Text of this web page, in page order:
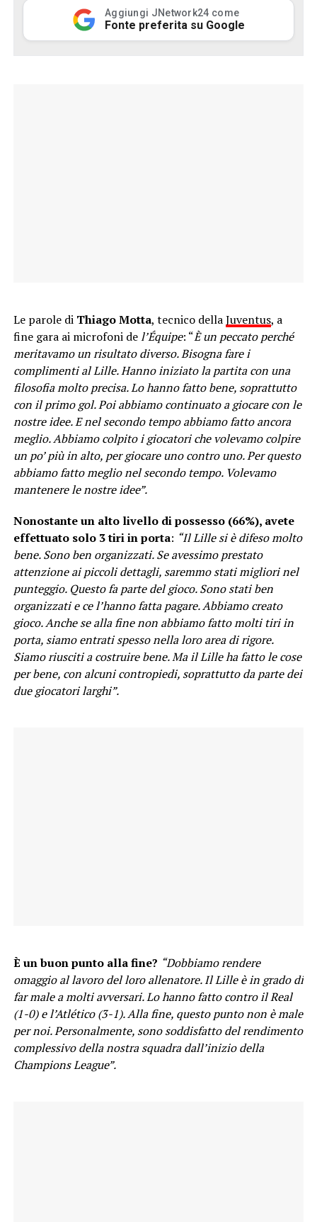
Aggiungi JNetwork24 come
Fonte preferita su Google
Le parole di Thiago Motta, tecnico dellaJuventus, a
fine gara ai microfoni del’Équipe: “È un peccato perché
meritavamo un risultato diverso. Bisogna fare i
complimenti al Lille. Hanno iniziato la partita con una
filosofia molto precisa. Lo hanno fatto bene, soprattutto
con il primo gol. Poi abbiamo continuato a giocare con le
nostre idee. E nel secondo tempo abbiamo fatto ancora
meglio. Abbiamo colpito i giocatori che volevamo colpire
un po’ più in alto, per giocare uno contro uno. Per questo
abbiamo fatto meglio nel secondo tempo. Volevamo
mantenere le nostre idee”.
Nonostante un alto livello di possesso (66%), avete
effettuato solo 3 tiri in porta: “Il Lille si è difeso molto
bene. Sono ben organizzati. Se avessimo prestato
attenzione ai piccoli dettagli, saremmo stati migliori nel
punteggio. Questo fa parte del gioco. Sono stati ben
organizzati e ce l’hanno fatta pagare. Abbiamo creato
gioco. Anche se alla fine non abbiamo fatto molti tiri in
porta, siamo entrati spesso nella loro area di rigore.
Siamo riusciti a costruire bene. Ma il Lille ha fatto le cose
per bene, con alcuni contropiedi, soprattutto da parte dei
due giocatori larghi”.
È un buon punto alla fine? “Dobbiamo rendere
omaggio al lavoro del loro allenatore. Il Lille è in grado di
far male a molti avversari. Lo hanno fatto contro il Real
(1-0) e l’Atlético (3-1). Alla fine, questo punto non è male
per noi. Personalmente, sono soddisfatto del rendimento
complessivo della nostra squadra dall’inizio della
Champions League”.